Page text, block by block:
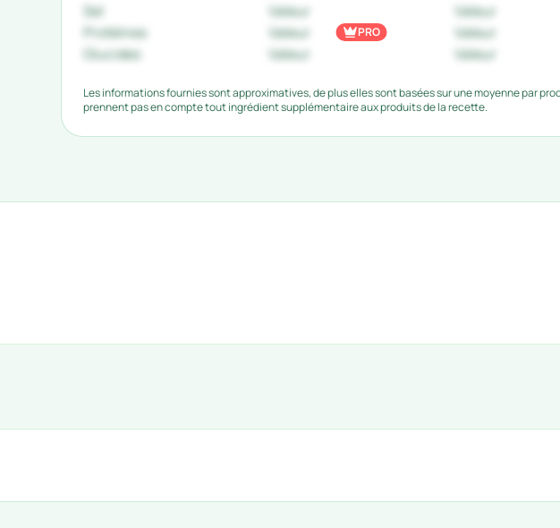
Sel
Valeur
Valeur
Protéines
Valeur
Valeur
Glucides
Valeur Valeur
PRO
Les informations fournies sont approximatives, de plus elles sont basées sur une moyenne par
prennent pas en compte tout ingrédient supplémentaire aux produits de la recette.